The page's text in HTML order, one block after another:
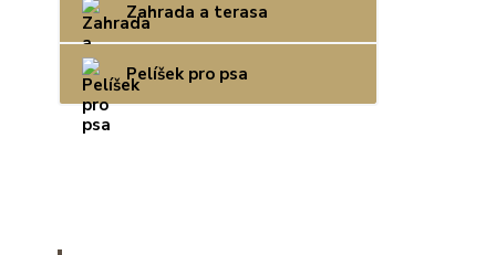
Zahrada a terasa
Pelíšek pro psa